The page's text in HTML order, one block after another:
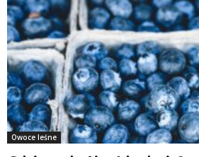
Owoce leśne